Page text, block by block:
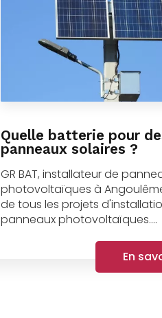
Quelle batterie pour
panneaux solaires ?
GR BAT, installateur de
photovoltaïques à
de tous les projets
panneaux photovoltaïques....
En